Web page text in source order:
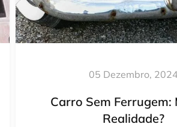
05 Dezembro, 2024
Carro Sem Ferrugem:
Realidade?